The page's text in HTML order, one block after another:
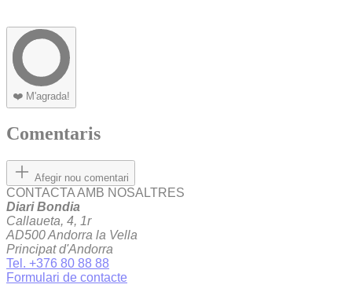
❤️ M'agrada!
Comentaris
Afegir nou comentari
CONTACTA AMB NOSALTRES
Diari Bondia
Callaueta, 4, 1r
AD500 Andorra la Vella
Principat d'Andorra
Tel. +376 80 88 88
Formulari de contacte